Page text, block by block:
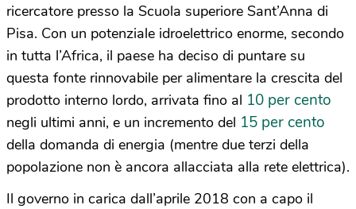
ricercatore presso la Scuola superiore Sant’Anna di
Pisa. Con un potenziale idroelettrico enorme, secondo
in tutta l’Africa, il paese ha deciso di puntare su
questa fonte rinnovabile per alimentare la crescita del
prodotto interno lordo, arrivata fino al 10 per cento
negli ultimi anni, e un incremento del 15 per cento
della domanda di energia (mentre due terzi della
popolazione non è ancora allacciata alla rete elettrica).
Il governo in carica dall’aprile 2018 con a capo il